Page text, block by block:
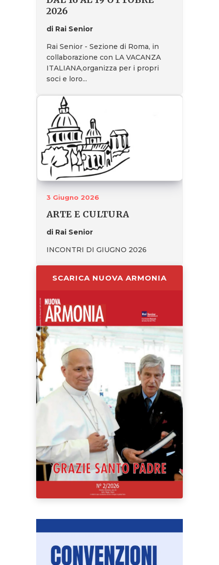
2026
di Rai Senior
Rai Senior - Sezione di Roma, in
collaborazione con LA VACANZA
ITALIANA,organizza per i propri
soci e loro...
3 Giugno 2026
ARTE E CULTURA
di Rai Senior
INCONTRI DI GIUGNO 2026
SCARICA NUOVA ARMONIA